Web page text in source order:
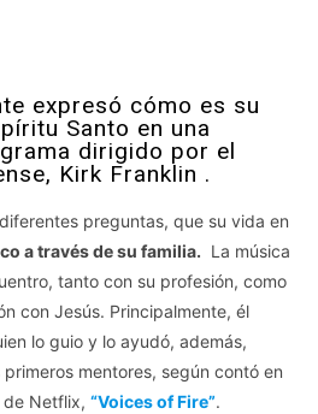
expresó cómo es su
Santo en una
dirigido por el
Kirk Franklin .
preguntas, que su vida en
a través de su familia. La música
tanto con su profesión, como
con Jesús. Principalmente, él
lo guio y lo ayudó, además,
mentores, según contó en
de Netflix, “Voices of Fire”.